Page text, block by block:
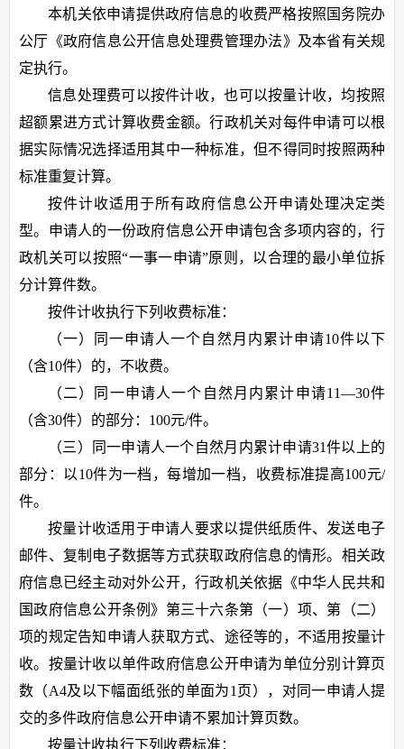
本机关依申请提供政府信息的收费严格按照国务院办
公厅《政府信息公开信息处理费管理办法》及本省有关规
定执行。
信息处理费可以按件计收，也可以按量计收，均按照
超额累进方式计算收费金额。行政机关对每件申请可以根
据实际情况选择适用其中一种标准，但不得同时按照两种
标准重复计算。
按件计收适用于所有政府信息公开申请处理决定类
型。申请人的一份政府信息公开申请包含多项内容的，行
政机关可以按照“一事一申请”原则，以合理的最小单位拆
分计算件数。
按件计收执行下列收费标准：
（一）同一申请人一个自然月内累计申请10件以下
（含10件）的，不收费。
（二）同一申请人一个自然月内累计申请11—30件
（含30件）的部分：100元/件。
（三）同一申请人一个自然月内累计申请31件以上的
部分：以10件为一档，每增加一档，收费标准提高100元/
件。
按量计收适用于申请人要求以提供纸质件、发送电子
邮件、复制电子数据等方式获取政府信息的情形。相关政
府信息已经主动对外公开，行政机关依据《中华人民共和
国政府信息公开条例》第三十六条第（一）项、第（二）
项的规定告知申请人获取方式、途径等的，不适用按量计
收。按量计收以单件政府信息公开申请为单位分别计算页
数（A4及以下幅面纸张的单面为1页），对同一申请人提
交的多件政府信息公开申请不累加计算页数。
按量计收执行下列收费标准：